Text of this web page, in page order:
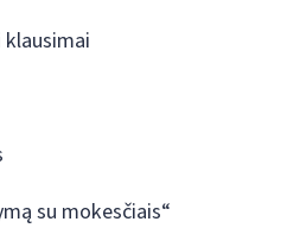
klausimai
su mokesčiais“